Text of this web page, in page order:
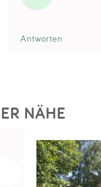
Antworten
NÄHE